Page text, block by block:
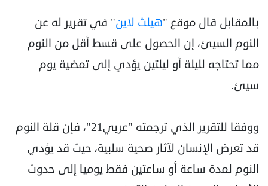
بالمقابل قال موقع "هيلث لاين" في تقرير له عن
النوم السيئ، إن الحصول على قسط أقل من النوم
مما تحتاجه لليلة أو ليلتين يؤدي إلى تمضية يوم
سيئ.
ووفقا للتقرير الذي ترجمته "عربي21"، فإن قلة النوم
قد تعرض الإنسان لآثار صحية سلبية، حيث قد يؤدي
النوم لمدة ساعة أو ساعتين فقط يوميا إلى حدوث